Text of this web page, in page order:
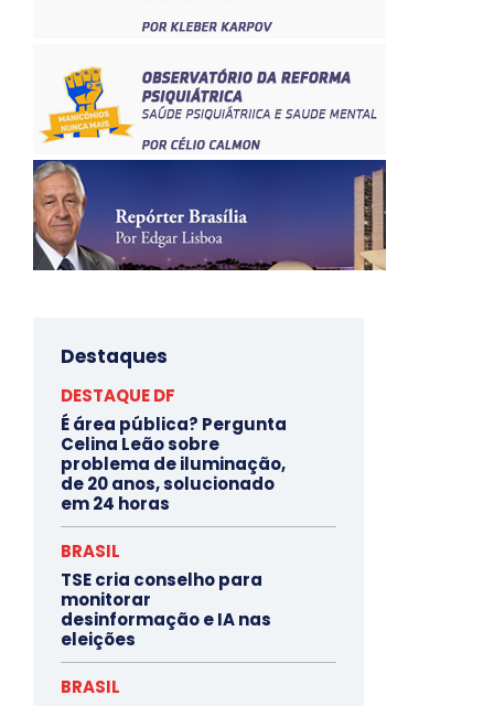
Destaques
DESTAQUE DF
É área pública? Pergunta
Celina Leão sobre
problema de iluminação,
de 20 anos, solucionado
em 24 horas
BRASIL
TSE cria conselho para
monitorar
desinformação e IA nas
eleições
BRASIL